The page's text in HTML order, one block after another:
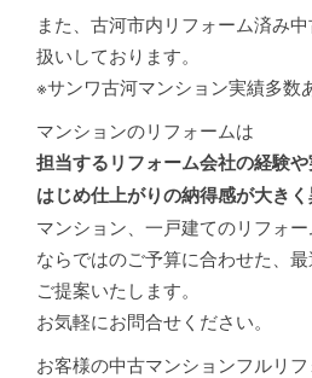
また、古河市内リフォーム済み
扱いしております。
※サンワ古河マンション実績多数
マンションのリフォームは
担当するリフォーム会社の経験
はじめ仕上がりの納得感が大きく
マンション、一戸建てのリフォ
ならではのご予算に合わせた、
ご提案いたします。
お気軽にお問合せください。
お客様の中古マンションフルリ